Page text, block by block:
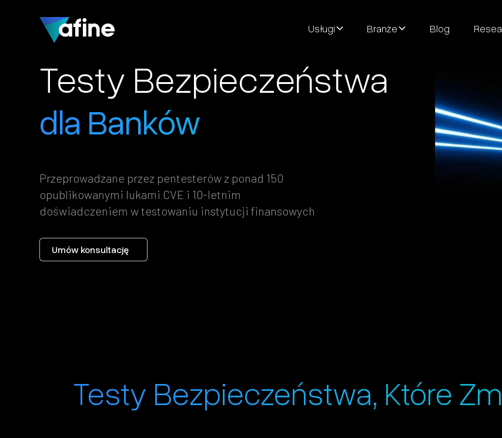
Usługi Branże Blog
Testy Bezpieczeństwa
dla Banków
Przeprowadzane przez pentesterów z ponad 150
opublikowanymi lukami CVE i 10-letnim
doświadczeniem w testowaniu instytucji finansowych
Umów konsultację
Testy Bezpieczeństwa, Które